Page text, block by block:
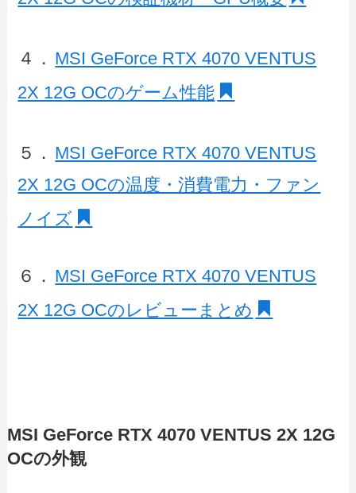
４． MSI GeForce RTX 4070 VENTUS
2X 12G OCのゲーム性能
５． MSI GeForce RTX 4070 VENTUS
2X 12G OCの温度・消費電力・ファン
ノイズ
６． MSI GeForce RTX 4070 VENTUS
2X 12G OCのレビューまとめ
MSI GeForce RTX 4070 VENTUS 2X 12G
OCの外観